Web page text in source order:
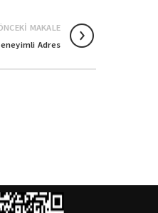
MAKALE
Adres